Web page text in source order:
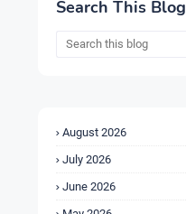
Search This Blog
August 2026
July 2026
June 2026